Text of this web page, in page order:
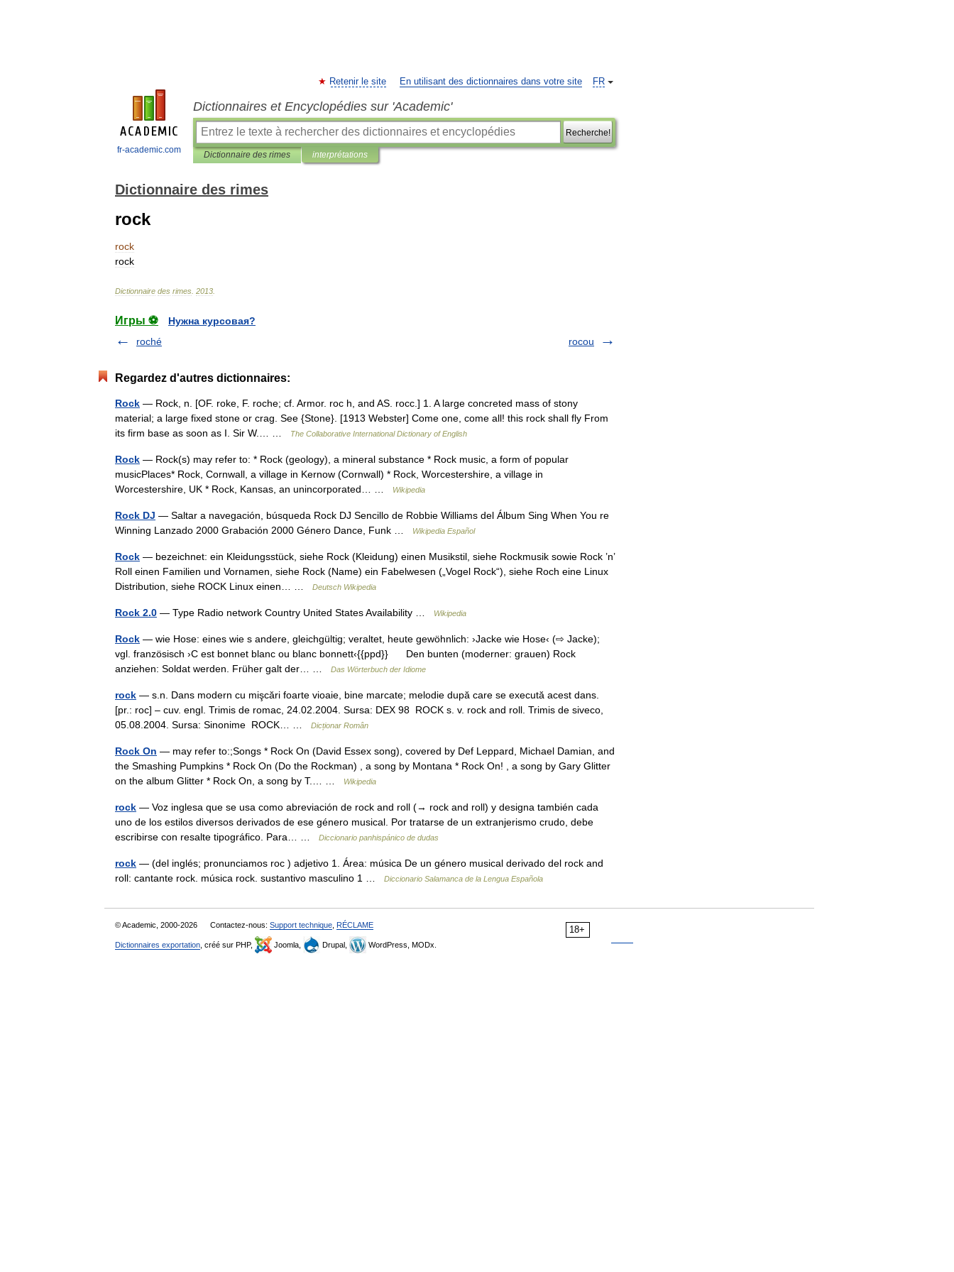
fr-academic.com
FR
Retenir le site En utilisant des dictionnaires dans votre site
Dictionnaires et Encyclopédies sur 'Academic'
Recherche!
Dictionnaire des rimes interprétations
Dictionnaire des rimes
rock
rock
rock
Dictionnaire des rimes 2013
Игры ⚽
Нужна курсовая?
roché
rocou
Regardez d'autres dictionnaires:
Rock — Rock, n. [OF. roke, F. roche; cf. Armor. roc h, and AS. rocc.] 1. A large concreted mass of stony
material; a large fixed stone or crag. See {Stone}. [1913 Webster] Come one, come all! this rock shall fly From
its firm base as soon as I. Sir W.… …
The Collaborative International Dictionary of English
Rock — Rock(s) may refer to: * Rock (geology), a mineral substance * Rock music, a form of popular
musicPlaces* Rock, Cornwall, a village in Kernow (Cornwall) * Rock, Worcestershire, a village in
Worcestershire, UK * Rock, Kansas, an unincorporated… …
Wikipedia
Rock DJ — Saltar a navegación, búsqueda Rock DJ Sencillo de Robbie Williams del Álbum Sing When You re
Winning Lanzado 2000 Grabación 2000 Género Dance, Funk …
Wikipedia Español
Rock — bezeichnet: ein Kleidungsstück, siehe Rock (Kleidung) einen Musikstil, siehe Rockmusik sowie Rock ’n’
Roll einen Familien und Vornamen, siehe Rock (Name) ein Fabelwesen („Vogel Rock“), siehe Roch eine Linux
Distribution, siehe ROCK Linux einen… …
Deutsch Wikipedia
Rock 2.0 — Type Radio network Country United States Availability … Wikipedia
Rock — wie Hose: eines wie s andere, gleichgültig; veraltet, heute gewöhnlich: ›Jacke wie Hose‹ (⇨ Jacke);
vgl. französisch ›C est bonnet blanc ou blanc bonnett‹{{ppd}} Den bunten (moderner: grauen) Rock
anziehen: Soldat werden. Früher galt der… …
Das Wörterbuch der Idiome
rock — s.n. Dans modern cu mişcări foarte vioaie, bine marcate; melodie după care se execută acest dans.
[pr.: roc] – cuv. engl. Trimis de romac, 24.02.2004. Sursa: DEX 98 ROCK s. v. rock and roll. Trimis de siveco,
05.08.2004. Sursa: Sinonime ROCK… …
Dicționar Român
Rock On — may refer to:;Songs * Rock On (David Essex song), covered by Def Leppard, Michael Damian, and
the Smashing Pumpkins * Rock On (Do the Rockman) , a song by Montana * Rock On! , a song by Gary Glitter
on the album Glitter * Rock On, a song by T.… …
Wikipedia
rock — Voz inglesa que se usa como abreviación de rock and roll (→ rock and roll) y designa también cada
uno de los estilos diversos derivados de ese género musical. Por tratarse de un extranjerismo crudo, debe
escribirse con resalte tipográfico. Para… …
Diccionario panhispánico de dudas
rock — (del inglés; pronunciamos roc ) adjetivo 1. Área: música De un género musical derivado del rock and
roll: cantante rock. música rock. sustantivo masculino 1 …
Diccionario Salamanca de la Lengua Española
18+
© Academic, 2000-2026 Contactez-nous: Support technique RÉCLAME
Dictionnaires exportation , créé sur PHP, Joomla, Drupal, WordPress, MODx.